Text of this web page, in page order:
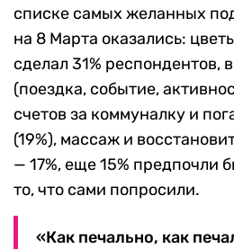
списке самых желанных
на 8 Марта оказались:
сделал 31% респондентов,
(поездка, событие,
счетов за коммуналку и
(19%), массаж и
— 17%, еще 15% предпочли
то, что сами попросили.
«Как печально, как